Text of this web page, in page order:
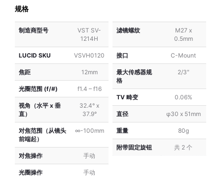
(SV-
Series)
2/3″
16mm
f/1.4
(SV-
Series)
规格
制造商型号
VST SV-
1214H
LUCID SKU VSVH0120
焦距 12mm
光圈范围 (f/#) f1.4 – f16
视角（水平 x 垂
直）
32.4° x
37.9°
对焦范围（从镜头
前端起）
∞-100mm
对焦操作 手动
光圈操作 手动
滤镜螺纹
M27 x
0.5mm
接口 C-Mount
最大传感器规
格
2/3″
TV 畸变 0.06%
直径 φ30 x 51mm
重量 80g
附带固定旋钮 共 2 个